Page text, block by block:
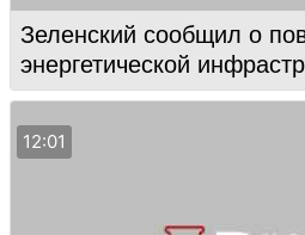
Зеленский сообщил о
энергетической
12:01